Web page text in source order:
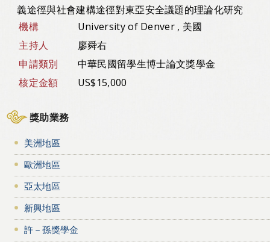
義途徑與社會建構途徑對東亞安全議題的理論化研究
機構
University of Denver , 美國
主持人
廖舜右
申請類別
中華民國留學生博士論文獎學金
核定金額
US$15,000
獎助業務
美洲地區
歐洲地區
亞太地區
新興地區
許－孫獎學金